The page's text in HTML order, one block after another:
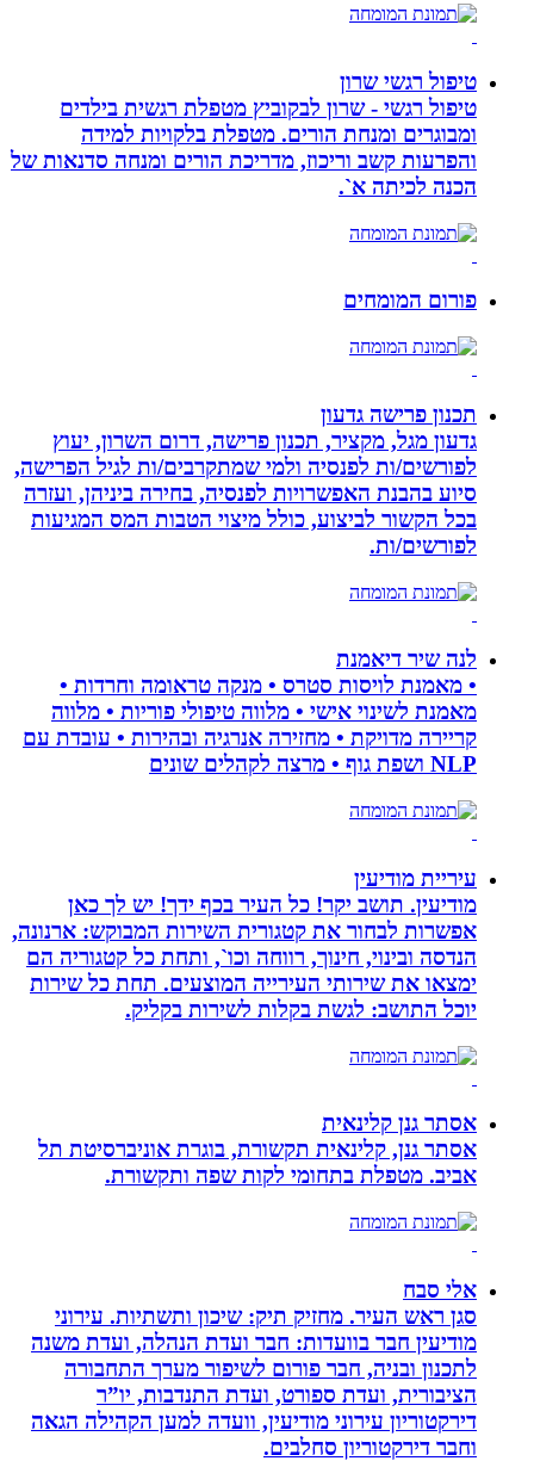
טיפול רגשי שרון
טיפול רגשי - שרון לבקוביץ מטפלת רגשית בילדים
ומבוגרים ומנחת הורים. מטפלת בלקויות למידה
והפרעות קשב וריכוז, מדריכת הורים ומנחה סדנאות של
הכנה לכיתה א`.
פורום המומחים
תכנון פרישה גדעון
גדעון מגל, מקציר, תכנון פרישה, דרום השרון, יעוץ
לפורשים/ות לפנסיה ולמי שמתקרבים/ות לגיל הפרישה,
סיוע בהבנת האפשרויות לפנסיה, בחירה ביניהן, ועזרה
בכל הקשור לביצוע, כולל מיצוי הטבות המס המגיעות
לפורשים/ות.
לנה שיר דיאמנת
• מאמנת לויסות סטרס • מנקה טראומה וחרדות •
מאמנת לשינוי אישי • מלווה טיפולי פוריות • מלווה
קריירה מדויקת • מחזירה אנרגיה ובהירות • עובדת עם
עיריית מודיעין
מודיעין. תושב יקר! כל העיר בכף ידך! יש לך כאן
אפשרות לבחור את קטגורית השירות המבוקש: ארנונה,
הנדסה ובינוי, חינוך, רווחה וכו`, ותחת כל קטגוריה הם
ימצאו את שירותי העירייה המוצעים. תחת כל שירות
יוכל התושב: לגשת בקלות לשירות בקליק.
אסתר גנן קלינאית
אסתר גנן, קלינאית תקשורת, בוגרת אוניברסיטת תל
אביב. מטפלת בתחומי לקות שפה ותקשורת.
אלי סבח
סגן ראש העיר. מחזיק תיק: שיכון ותשתיות. עירוני
מודיעין חבר בוועדות: חבר ועדת הנהלה, ועדת משנה
לתכנון ובניה, חבר פורום לשיפור מערך התחבורה
הציבורית, ועדת ספורט, ועדת התנדבות, יו”ר
דירקטוריון עירוני מודיעין, וועדה למען הקהילה הגאה
וחבר דירקטוריון סחלבים.